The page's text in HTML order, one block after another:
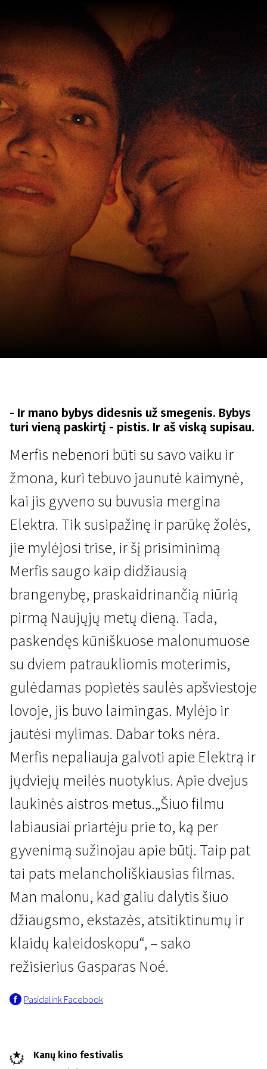
Kertant Europą
Meilė (2015)
2 val. 15 min. | Drama | N/A
- Ir mano bybys didesnis už smegenis. Bybys
turi vieną paskirtį - pistis. Ir aš viską supisau.
Merfis nebenori būti su savo vaiku ir
žmona, kuri tebuvo jaunutė kaimynė,
kai jis gyveno su buvusia mergina
Elektra. Tik susipažinę ir parūkę žolės,
jie mylėjosi trise, ir šį prisiminimą
Merfis saugo kaip didžiausią
brangenybę, praskaidrinančią niūrią
pirmą Naujųjų metų dieną. Tada,
paskendęs kūniškuose malonumuose
su dviem patraukliomis moterimis,
gulėdamas popietės saulės apšviestoje
lovoje, jis buvo laimingas. Mylėjo ir
jautėsi mylimas. Dabar toks nėra.
Merfis nepaliauja galvoti apie Elektrą ir
jųdviejų meilės nuotykius. Apie dvejus
laukinės aistros metus.„Šiuo filmu
labiausiai priartėju prie to, ką per
gyvenimą sužinojau apie būtį. Taip pat
tai pats melancholiškiausias filmas.
Man malonu, kad galiu dalytis šiuo
džiaugsmo, ekstazės, atsitiktinumų ir
klaidų kaleidoskopu“, – sako
režisierius Gasparas Noé.
Pasidalink Facebook
Kanų kino festivalis